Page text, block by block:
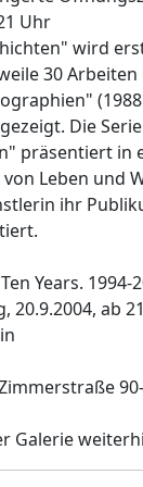
Uhr
wird
30
(1988
Die
präsentiert in
Leben und
ihr
Years. 1994-
20.9.2004, ab
Galerie